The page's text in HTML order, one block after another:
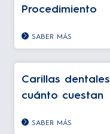
Procedimiento
SABER MÁS
Carillas
cuánto cuestan
SABER MÁS